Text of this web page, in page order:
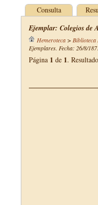
Consulta
Ejemplar: Colegios de
Hemeroteca>
Ejemplares. Fecha: 26/8/
Página 1 de 1.